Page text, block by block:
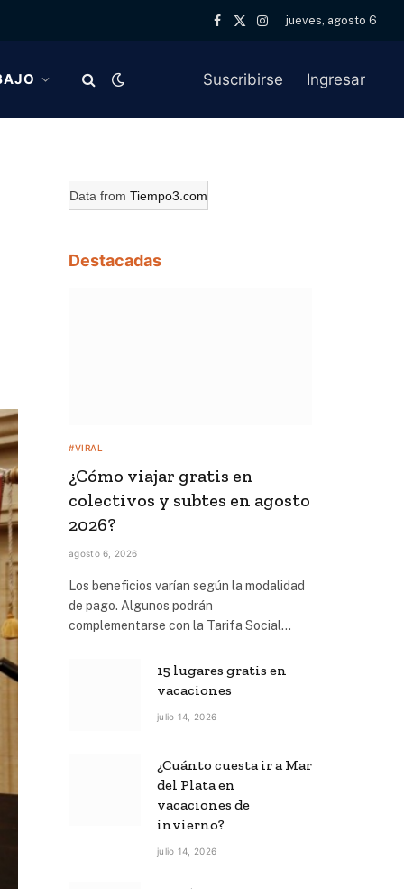
Facebook
X
Instagram
jueves, agosto 6
Suscribirse Ingresar
Data from Tiempo3.com
Destacadas
#VIRAL
¿Cómo viajar gratis en
colectivos y subtes en agosto
2026?
agosto 6, 2026
Los beneficios varían según la modalidad
de pago. Algunos podrán
complementarse con la Tarifa Social…
15 lugares gratis en
vacaciones
julio 14, 2026
¿Cuánto cuesta ir a Mar
del Plata en
vacaciones de
invierno?
julio 14, 2026